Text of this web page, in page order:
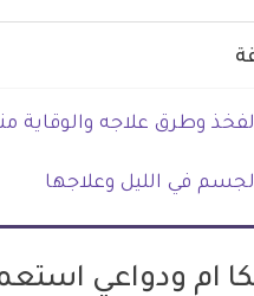
وطرق علاجه والوقاية
في الليل وعلاجها
ام ودواعي